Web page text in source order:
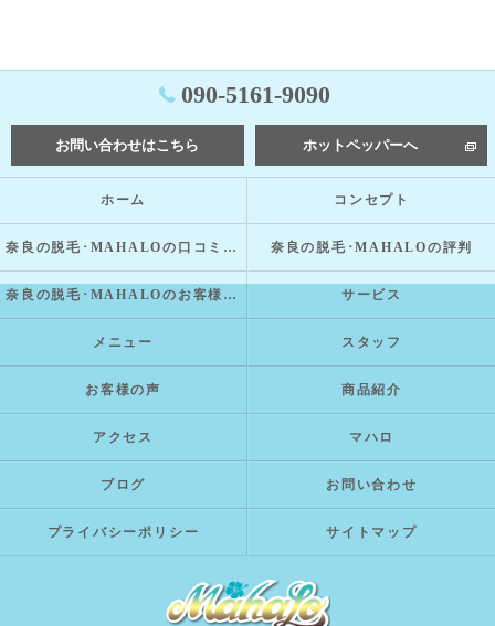
090-5161-9090
お問い合わせはこちら ホットペッパーへ
ホーム コンセプト
奈良の脱毛･MAHALOの口コミ情報 奈良の脱毛･MAHALOの評判
奈良の脱毛･MAHALOのお客様の声 サービス
メニュー スタッフ
お客様の声 商品紹介
アクセス マハロ
ブログ お問い合わせ
プライバシーポリシー サイトマップ